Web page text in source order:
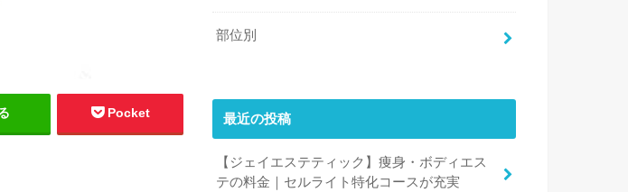
Pocket
部位別
最近の投稿
【ジェイエステティック】痩身・ボディエス
テの料金｜セルライト特化コースが充実